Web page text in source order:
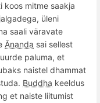
koos mitme saakja
üleni
saali väravate
Ānanda sai sellest
paluma, et
naistel dhammat
. Buddha keeldus
et naiste liitumist